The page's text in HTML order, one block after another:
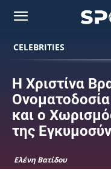
CELEBRITIES
Η Χριστίνα
και ο
της
Ελένη Βατίδου